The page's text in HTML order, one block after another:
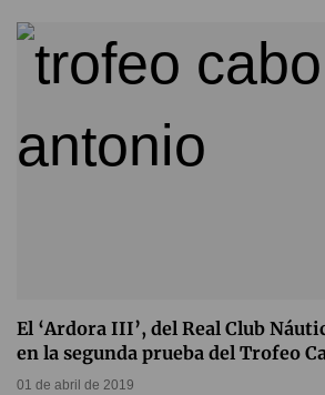
El ‘Ardora III’, del Real Club
en la segunda prueba del Trofeo
01 de abril de 2019